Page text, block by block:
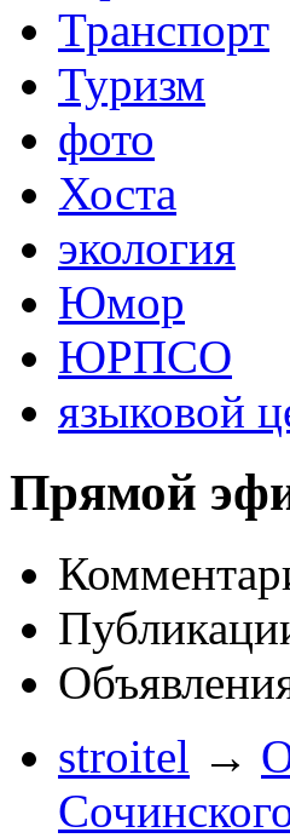
Транспорт
Туризм
фото
Хоста
экология
Юмор
ЮРПСО
языковой
Прямой
stroitel →